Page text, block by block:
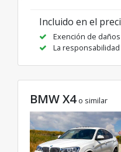
Incluido en el
Exención de
La
BMW X4 o similar